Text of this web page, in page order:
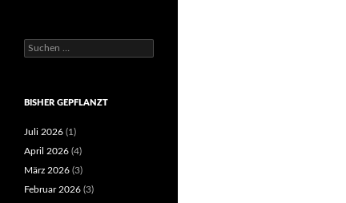
Suchen
nach:
BISHER GEPFLANZT
Juli 2026 (1)
April 2026 (4)
März 2026 (3)
Februar 2026 (3)